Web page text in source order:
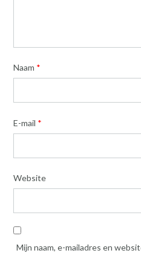
Naam *
E-mail *
Website
Mijn naam, e-mailadres en